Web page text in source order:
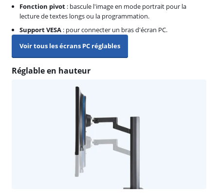
Fonction pivot : bascule l'image en mode portrait pour la
lecture de textes longs ou la programmation.
Support VESA : pour connecter un bras d'écran PC.
Voir tous les écrans PC réglables
Réglable en hauteur